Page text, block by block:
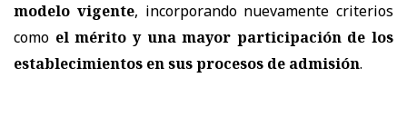
modelo vigente, incorporando nuevamente criterios
como el mérito y una mayor participación de los
establecimientos en sus procesos de admisión.